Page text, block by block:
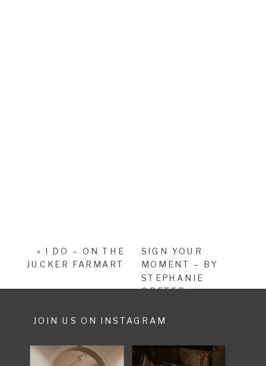
SHARE POST
SIGN YOUR
MOMENT – BY
STEPHANIE
GRETER»
« I DO – ON THE
JUCKER FARMART
JOIN US ON INSTAGRAM